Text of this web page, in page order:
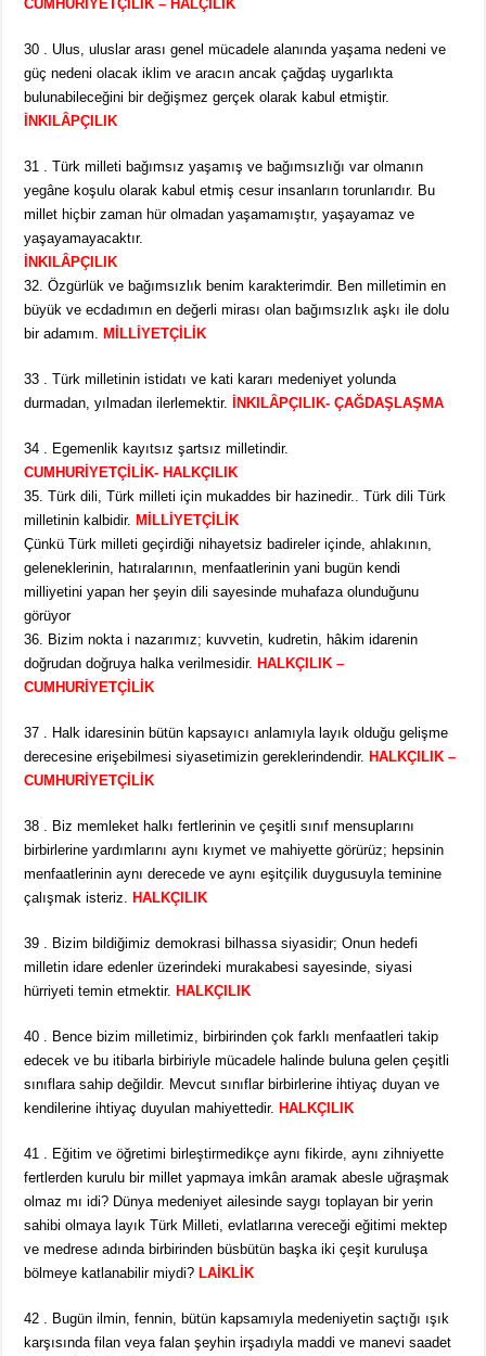
CUMHURİYETÇİLİK – HALÇILIK
30 . Ulus, uluslar arası genel mücadele alanında yaşama nedeni ve
güç nedeni olacak iklim ve aracın ancak çağdaş uygarlıkta
bulunabileceğini bir değişmez gerçek olarak kabul etmiştir.
İNKILÂPÇILIK
31 . Türk milleti bağımsız yaşamış ve bağımsızlığı var olmanın
yegâne koşulu olarak kabul etmiş cesur insanların torunlarıdır. Bu
millet hiçbir zaman hür olmadan yaşamamıştır, yaşayamaz ve
yaşayamayacaktır.
İNKILÂPÇILIK
32. Özgürlük ve bağımsızlık benim karakterimdir. Ben milletimin en
büyük ve ecdadımın en değerli mirası olan bağımsızlık aşkı ile dolu
bir adamım.MİLLİYETÇİLİK
33 . Türk milletinin istidatı ve kati kararı medeniyet yolunda
durmadan, yılmadan ilerlemektir.İNKILÂPÇILIK- ÇAĞDAŞLAŞMA
34 . Egemenlik kayıtsız şartsız milletindir.
CUMHURİYETÇİLİK- HALKÇILIK
35. Türk dili, Türk milleti için mukaddes bir hazinedir.. Türk dili Türk
milletinin kalbidir.MİLLİYETÇİLİK
Çünkü Türk milleti geçirdiği nihayetsiz badireler içinde, ahlakının,
geleneklerinin, hatıralarının, menfaatlerinin yani bugün kendi
milliyetini yapan her şeyin dili sayesinde muhafaza olunduğunu
görüyor
36. Bizim nokta i nazarımız; kuvvetin, kudretin, hâkim idarenin
doğrudan doğruya halka verilmesidir.HALKÇILIK –
CUMHURİYETÇİLİK
37 . Halk idaresinin bütün kapsayıcı anlamıyla layık olduğu gelişme
derecesine erişebilmesi siyasetimizin gereklerindendir.HALKÇILIK –
CUMHURİYETÇİLİK
38 . Biz memleket halkı fertlerinin ve çeşitli sınıf mensuplarını
birbirlerine yardımlarını aynı kıymet ve mahiyette görürüz; hepsinin
menfaatlerinin aynı derecede ve aynı eşitçilik duygusuyla teminine
çalışmak isteriz.HALKÇILIK
39 . Bizim bildiğimiz demokrasi bilhassa siyasidir; Onun hedefi
milletin idare edenler üzerindeki murakabesi sayesinde, siyasi
hürriyeti temin etmektir.HALKÇILIK
40 . Bence bizim milletimiz, birbirinden çok farklı menfaatleri takip
edecek ve bu itibarla birbiriyle mücadele halinde buluna gelen çeşitli
sınıflara sahip değildir. Mevcut sınıflar birbirlerine ihtiyaç duyan ve
kendilerine ihtiyaç duyulan mahiyettedir. HALKÇILIK
41 . Eğitim ve öğretimi birleştirmedikçe aynı fikirde, aynı zihniyette
fertlerden kurulu bir millet yapmaya imkân aramak abesle uğraşmak
olmaz mı idi? Dünya medeniyet ailesinde saygı toplayan bir yerin
sahibi olmaya layık Türk Milleti, evlatlarına vereceği eğitimi mektep
ve medrese adında birbirinden büsbütün başka iki çeşit kuruluşa
bölmeye katlanabilir miydi?LAİKLİK
42 . Bugün ilmin, fennin, bütün kapsamıyla medeniyetin saçtığı ışık
karşısında filan veya falan şeyhin irşadıyla maddi ve manevi saadet